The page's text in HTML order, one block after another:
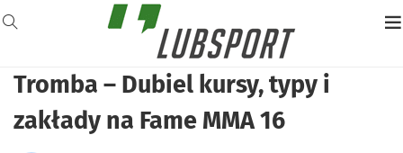
Tromba – Dubiel kursy, typy i
zakłady na Fame MMA 16